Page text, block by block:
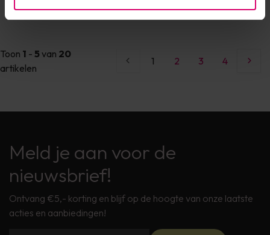
Toon 1 - 5van 20
artikelen
1 2 3 4
Meld je aan voor de
nieuwsbrief!
Ontvang €5,- korting en blijf op de hoogte van onze laatste
acties en aanbiedingen!